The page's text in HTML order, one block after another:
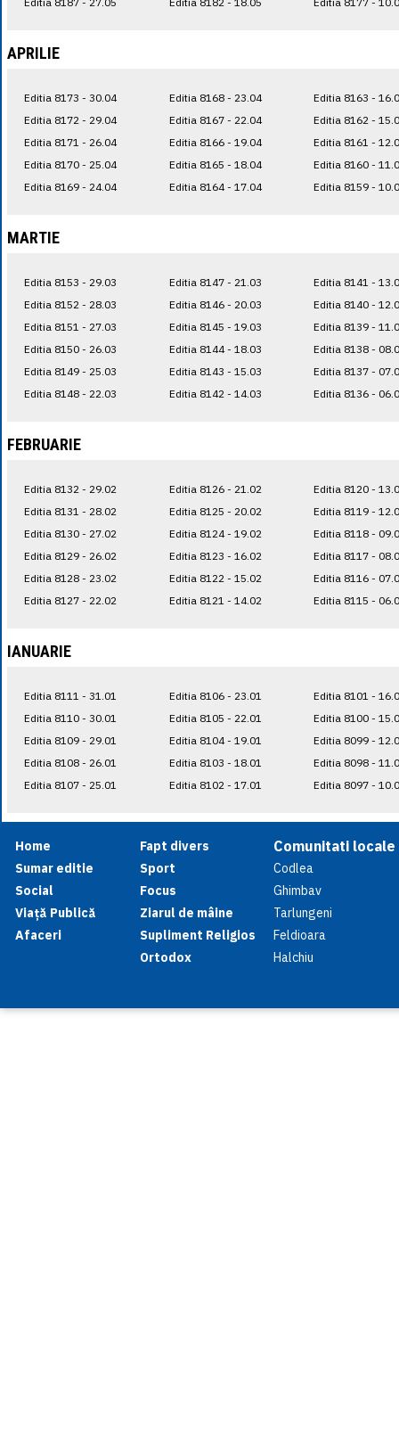
APRILIE
Editia 8173 - 30.04
Editia 8172 - 29.04
Editia 8171 - 26.04
Editia 8170 - 25.04
Editia 8169 - 24.04
Editia 8168 - 23.04
Editia 8167 - 22.04
Editia 8166 - 19.04
Editia 8165 - 18.04
Editia 8164 - 17.04
Editia 8163 -
Editia 8162 -
Editia 8161 -
Editia 8160 -
Editia 8159 -
MARTIE
Editia 8153 - 29.03
Editia 8152 - 28.03
Editia 8151 - 27.03
Editia 8150 - 26.03
Editia 8149 - 25.03
Editia 8148 - 22.03
Editia 8147 - 21.03
Editia 8146 - 20.03
Editia 8145 - 19.03
Editia 8144 - 18.03
Editia 8143 - 15.03
Editia 8142 - 14.03
Editia 8141 -
Editia 8140 -
Editia 8139 -
Editia 8138 -
Editia 8137 -
Editia 8136 -
FEBRUARIE
Editia 8132 - 29.02
Editia 8131 - 28.02
Editia 8130 - 27.02
Editia 8129 - 26.02
Editia 8128 - 23.02
Editia 8127 - 22.02
Editia 8126 - 21.02
Editia 8125 - 20.02
Editia 8124 - 19.02
Editia 8123 - 16.02
Editia 8122 - 15.02
Editia 8121 - 14.02
Editia 8120 -
Editia 8119 -
Editia 8118 -
Editia 8117 -
Editia 8116 -
Editia 8115 -
IANUARIE
Editia 8111 - 31.01
Editia 8110 - 30.01
Editia 8109 - 29.01
Editia 8108 - 26.01
Editia 8107 - 25.01
Editia 8106 - 23.01
Editia 8105 - 22.01
Editia 8104 - 19.01
Editia 8103 - 18.01
Editia 8102 - 17.01
Editia 8101 -
Editia 8100 -
Editia 8099 -
Editia 8098 -
Editia 8097 -
Home
Sumar editie
Social
Viață Publică
Afaceri
Fapt divers
Sport
Focus
Ziarul de mâine
Supliment Religios
Ortodox
Comunitati locale
Codlea
Ghimbav
Tarlungeni
Feldioara
Halchiu